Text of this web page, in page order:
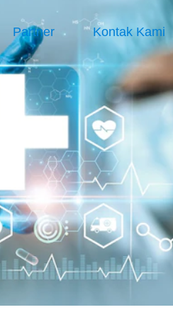
Partner Kontak Kami